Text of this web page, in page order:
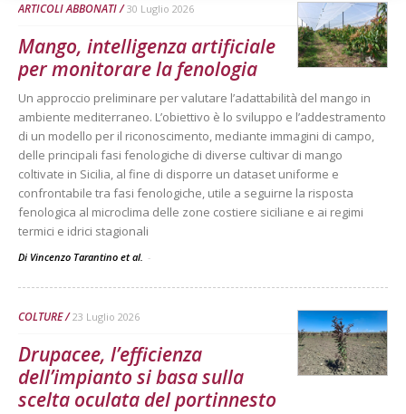
ARTICOLI ABBONATI 30 Luglio 2026
Mango, intelligenza artificiale
per monitorare la fenologia
Un approccio preliminare per valutare l’adattabilità del mango in
ambiente mediterraneo. L’obiettivo è lo sviluppo e l’addestramento
di un modello per il riconoscimento, mediante immagini di campo,
delle principali fasi fenologiche di diverse cultivar di mango
coltivate in Sicilia, al fine di disporre un dataset uniforme e
confrontabile tra fasi fenologiche, utile a seguirne la risposta
fenologica al microclima delle zone costiere siciliane e ai regimi
termici e idrici stagionali
Di Vincenzo Tarantino et al. -
COLTURE 23 Luglio 2026
Drupacee, l’efficienza
dell’impianto si basa sulla
scelta oculata del portinnesto